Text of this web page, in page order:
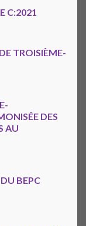
C:2021
TROISIÈME-
DES
AU
BEPC